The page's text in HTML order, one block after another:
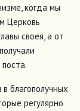
когда мы
Церковь
своея, а от
благополучных
регулярно